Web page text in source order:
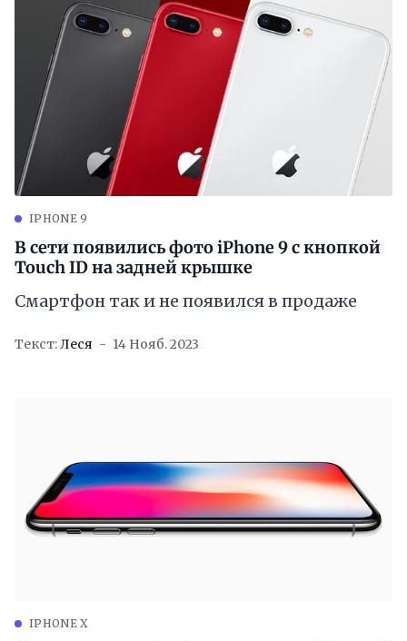
IPHONE 9
В сети появились фото iPhone 9 с кнопкой
Touch ID на задней крышке
Смартфон так и не появился в продаже
Текст:Леся 14 Нояб. 2023
IPHONE X